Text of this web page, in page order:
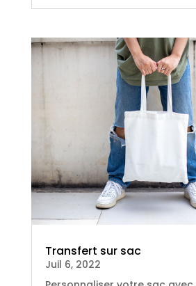
Transfert sur sac
Juil 6, 2022